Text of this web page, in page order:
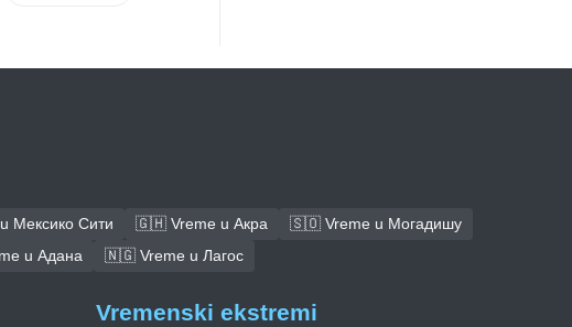
Мексико Сити 🇬🇭 Vreme u Акра
🇸🇴 Vreme u Могадишу
u Адана 🇳🇬 Vreme u Лагос
Vremenski ekstremi